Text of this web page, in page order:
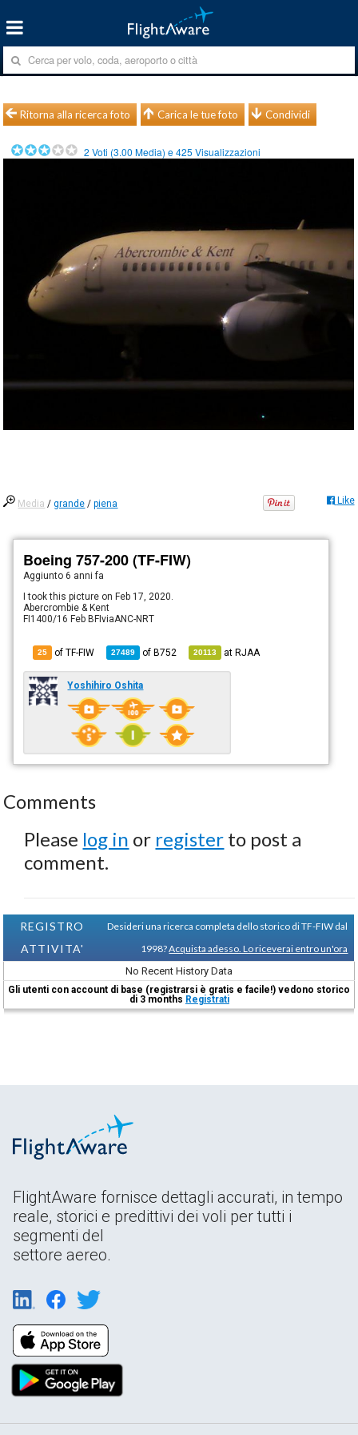
Ritorna alla ricerca foto Carica le tue foto Condividi
2 Voti (3.00 Media) e425 Visualizzazioni
Media /grande /piena Like
Boeing 757-200 (TF-FIW)
Aggiunto6 anni fa
I took this picture on Feb 17, 2020.
Abercrombie & Kent
FI1400/16 Feb BFIviaANC-NRT
25 of TF-FIW 27489 ofB752 20113 atRJAA
Yoshihiro Oshita
Comments
Please log in or register to post a
comment.
REGISTRO
ATTIVITA'
Desideri una ricerca completa dello storico di TF-FIW dal
1998?Acquista adesso. Lo riceverai entro un'ora
No Recent History Data
Gli utenti con account di base (registrarsi è gratis e facile!) vedono storico
di 3 months Registrati
FlightAware fornisce dettagli accurati, in tempo
reale, storici e predittivi dei voli per tutti i
segmenti del
settore aereo.